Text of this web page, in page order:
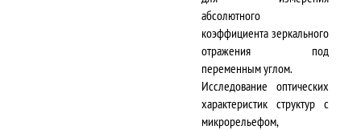
абсолютного
коэффициента зеркального
отражения под
переменным углом.
Исследование оптических
характеристик структур с
микрорельефом,